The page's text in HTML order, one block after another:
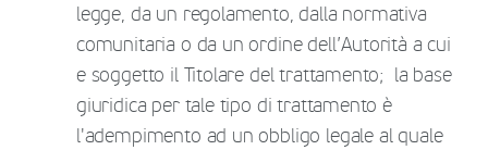
legge, da un regolamento, dalla normativa
comunitaria o da un ordine dell’Autorità a cui
e soggetto il Titolare del trattamento; la base
giuridica per tale tipo di trattamento è
l'adempimento ad un obbligo legale al quale